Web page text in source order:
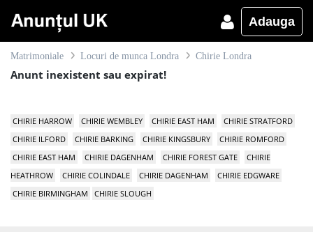
Adauga
Matrimoniale Locuri de munca Londra Chirie Londra
Anunt inexistent sau expirat!
CHIRIE HARROW CHIRIE WEMBLEY CHIRIE EAST HAM
CHIRIE STRATFORD
CHIRIE ILFORD
CHIRIE BARKING CHIRIE KINGSBURY
CHIRIE ROMFORD
CHIRIE EAST HAM
CHIRIE DAGENHAM CHIRIE FOREST GATE
CHIRIE
HEATHROW
CHIRIE COLINDALE CHIRIE DAGENHAM
CHIRIE EDGWARE
CHIRIE BIRMINGHAM
CHIRIE SLOUGH